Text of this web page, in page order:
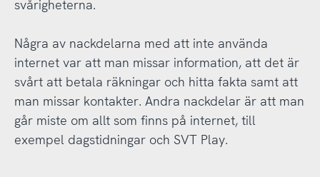
svårigheterna.
Några av nackdelarna med att inte använda
internet var att man missar information, att det är
svårt att betala räkningar och hitta fakta samt att
man missar kontakter. Andra nackdelar är att man
går miste om allt som finns på internet, till
exempel dagstidningar och SVT Play.